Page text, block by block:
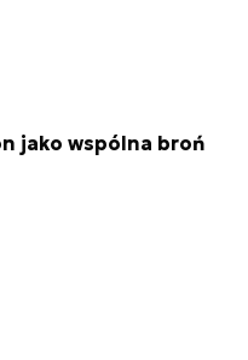
jako wspólna broń